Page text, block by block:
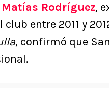
Matías Rodríguez,
entre 2011 y
, confirmó que